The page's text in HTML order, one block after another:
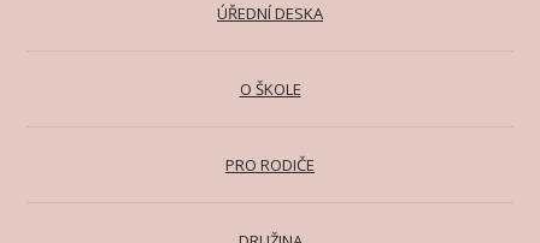
ÚŘEDNÍ DESKA
O ŠKOLE
PRO RODIČE